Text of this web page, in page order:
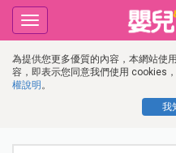
為提供您更多優質的內容，本網站使
容，即表示您同意我們使用 cookies
權說明 。
我
Toggle
navigation